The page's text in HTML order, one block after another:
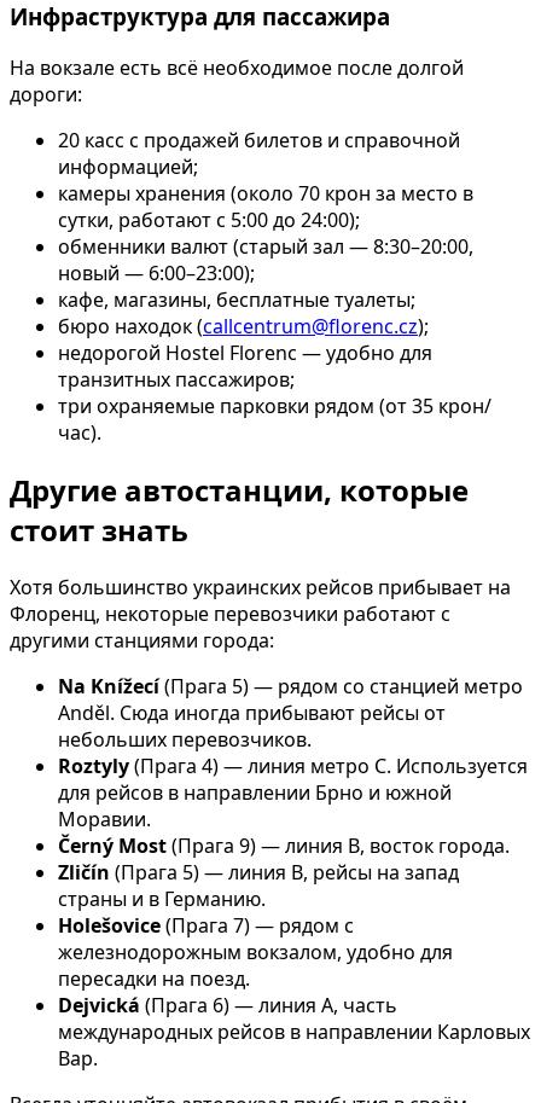
Инфраструктура для пассажира
На вокзале есть всё необходимое после долгой
дороги:
20 касс с продажей билетов и справочной
информацией;
камеры хранения (около 70 крон за место в
сутки, работают с 5:00 до 24:00);
обменники валют (старый зал — 8:30–20:00,
новый — 6:00–23:00);
кафе, магазины, бесплатные туалеты;
бюро находок (callcentrum@florenc.cz);
недорогой Hostel Florenc — удобно для
транзитных пассажиров;
три охраняемые парковки рядом (от 35 крон/
час).
Другие автостанции, которые
стоит знать
Хотя большинство украинских рейсов прибывает на
Флоренц, некоторые перевозчики работают с
другими станциями города:
Na Knížecí(Прага 5) — рядом со станцией метро
Anděl. Сюда иногда прибывают рейсы от
небольших перевозчиков.
Roztyly(Прага 4) — линия метро C. Используется
для рейсов в направлении Брно и южной
Моравии.
Černý Most(Прага 9) — линия B, восток города.
Zličín (Прага 5) — линия B, рейсы на запад
страны и в Германию.
Holešovice(Прага 7) — рядом с
железнодорожным вокзалом, удобно для
пересадки на поезд.
Dejvická (Прага 6) — линия A, часть
международных рейсов в направлении Карловых
Вар.